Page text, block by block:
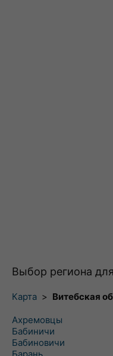
Выбор региона
Карта > Витебская
Ахремовцы
Бабиничи
Бабиновичи